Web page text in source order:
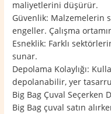
maliyetlerini düşürür.
Güvenlik: Malzemelerin
engeller. Çalışma
Esneklik: Farklı
sunar.
Depolama Kolaylığı:
depolanabilir, yer
Big Bag Çuval Seçerken
Big Bag çuval satın